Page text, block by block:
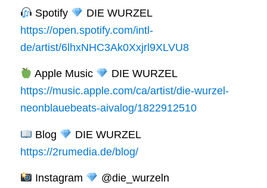
Spotify
DIE WURZEL
https://open.spotify.com/intl-
de/artist/6lhxNHC3Ak0Xxjrl9XLVU8
Apple Music
DIE WURZEL
https://music.apple.com/ca/artist/die-wurzel-
neonblauebeats-aivalog/1822912510
Blog
DIE WURZEL
https://2rumedia.de/blog/
Instagram
@die_wurzeln